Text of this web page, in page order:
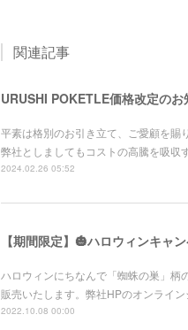
関連記事
URUSHI POKETLE価格改定のお
平素は格別のお引き立て、ご愛顧を賜
弊社としましてもコストの高騰を吸収
2024.02.26 05:52
【期間限定】🎃ハロウィンキャ
ハロウィンにちなんで「蜘蛛の巣」柄
販売いたします。弊社HPのオンライ
2022.10.08 00:00